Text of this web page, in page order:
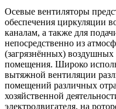
Осевые вентиляторы
обеспечения циркуляции
каналам, а также для
непосредственно из
(загрязнённых)
помещения. Широко
вытяжной вентиляции
помещений различных
хозяйственной
электродвигателя, на